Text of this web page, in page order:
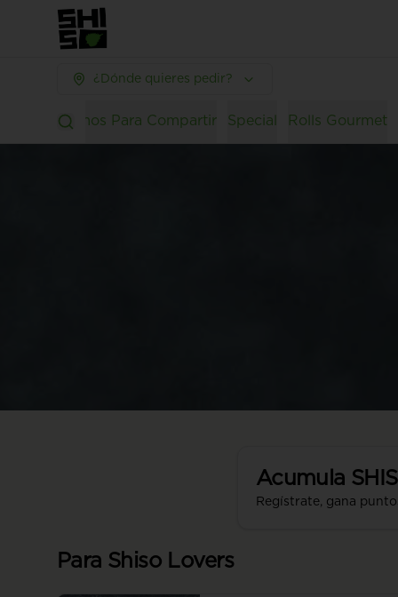
¿Dónde quieres pedir?
Promos Para Compartir Special Rolls Gourmet
Acumula
Regístrate, gana
Para Shiso Lovers